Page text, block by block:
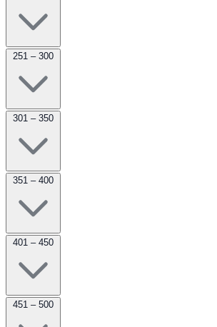
251 – 300
301 – 350
351 – 400
401 – 450
451 – 500